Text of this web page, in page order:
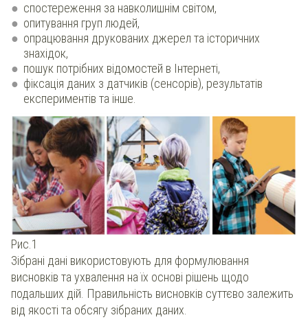
спостереження за навколишнім світом,
опитування груп людей,
опрацювання друкованих джерел та історичних
знахідок,
пошук потрібних відомостей в Інтернеті,
фіксація даних з датчиків (сенсорів), результатів
експериментів та інше.
Рис.1
Зібрані дані використовують для формулювання
висновків та ухвалення на їх основі рішень щодо
подальших дій. Правильність висновків суттєво залежить
від якості та обсягу зібраних даних.